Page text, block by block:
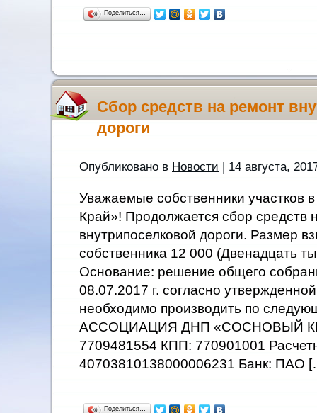
Поделиться…
Cбор средств на ремонт
дороги
Опубликовано в Новости | 14 августа,
Уважаемые собственники участков
Край»! Продолжается сбор средств
внутрипоселковой дороги. Размер
собственника 12 000 (Двенадцать
Основание: решение общего
08.07.2017 г. согласно
необходимо производить по
АССОЦИАЦИЯ ДНП «СОСНОВЫЙ
7709481554 КПП: 770901001
40703810138000006231 Банк: ПАО
Поделиться…